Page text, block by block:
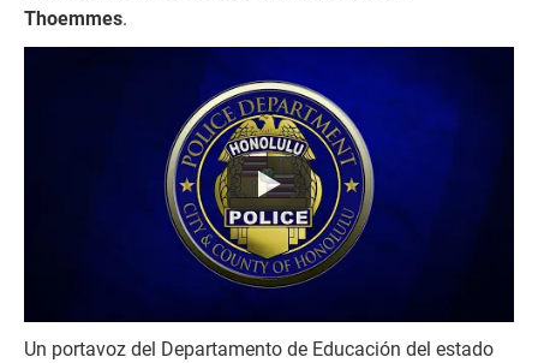
Thoemmes.
Un portavoz del Departamento de Educación del estado